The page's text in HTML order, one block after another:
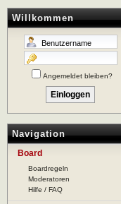
Willkommen
Angemeldet bleiben?
Navigation
Board
Boardregeln
Moderatoren
Hilfe / FAQ